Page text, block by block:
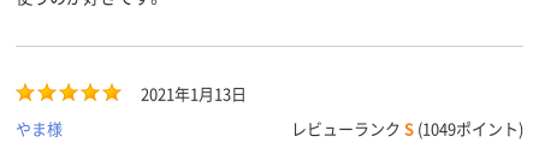
2021年1月13日
やま様
レビューランク S (1049ポイント)